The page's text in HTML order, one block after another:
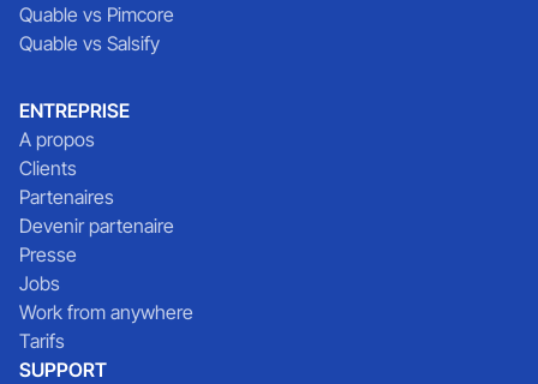
Quable vs Pimcore
Quable vs Salsify
ENTREPRISE
A propos
Clients
Partenaires
Devenir partenaire
Presse
Jobs
Work from anywhere
Tarifs
SUPPORT